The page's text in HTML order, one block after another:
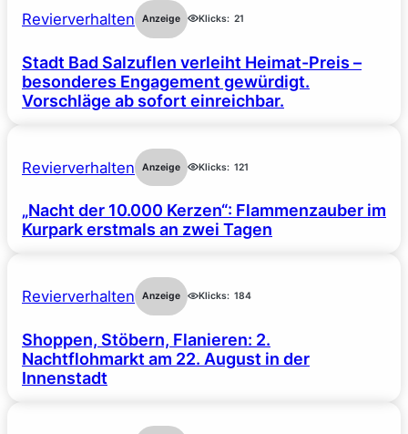
Revierverhalten Anzeige Klicks: 21
Stadt Bad Salzuflen verleiht Heimat-Preis –
besonderes Engagement gewürdigt.
Vorschläge ab sofort einreichbar.
Revierverhalten Anzeige Klicks: 121
„Nacht der 10.000 Kerzen“: Flammenzauber im
Kurpark erstmals an zwei Tagen
Revierverhalten Anzeige Klicks: 184
Shoppen, Stöbern, Flanieren: 2.
Nachtflohmarkt am 22. August in der
Innenstadt